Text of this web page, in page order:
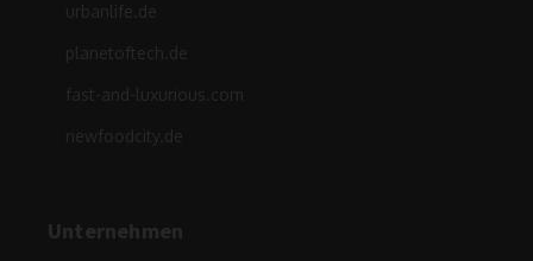
urbanlife.de
planetoftech.de
fast-and-luxurious.com
newfoodcity.de
Unternehmen